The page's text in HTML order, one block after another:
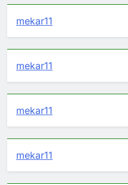
mekar11
mekar11
mekar11
mekar11